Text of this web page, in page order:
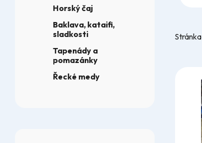
Horský čaj
Baklava, kataifi,
sladkosti
Tapenády a
pomazánky
Řecké medy
Stránka